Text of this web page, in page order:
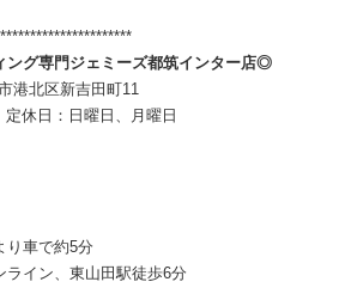
グ専門ジェミーズ都筑インター店◎
港北区新吉田町11
休日：日曜日、月曜日
車で約5分
イン、東山田駅徒歩6分